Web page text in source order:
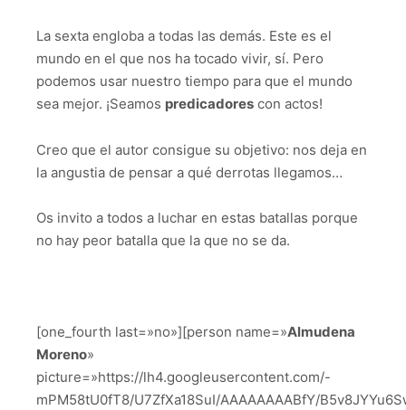
La sexta engloba a todas las demás. Este es el
mundo en el que nos ha tocado vivir, sí. Pero
podemos usar nuestro tiempo para que el mundo
sea mejor. ¡Seamos predicadores con actos!
Creo que el autor consigue su objetivo: nos deja en
la angustia de pensar a qué derrotas llegamos…
Os invito a todos a luchar en estas batallas porque
no hay peor batalla que la que no se da.
[one_fourth last=»no»][person name=»Almudena
Moreno»
picture=»https://lh4.googleusercontent.com/-
mPM58tU0fT8/U7ZfXa18SuI/AAAAAAAABfY/